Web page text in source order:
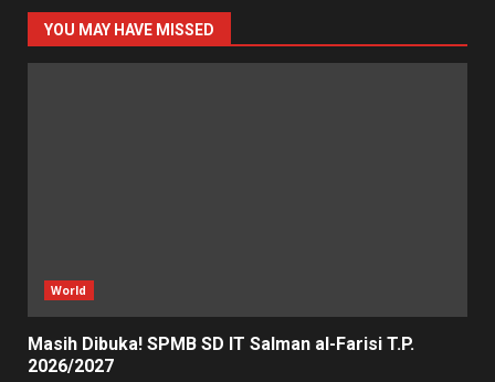
YOU MAY HAVE MISSED
World
Masih Dibuka! SPMB SD IT Salman al-Farisi T.P.
2026/2027